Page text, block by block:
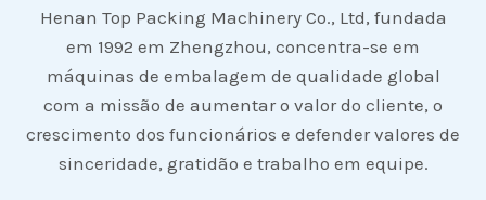
Henan Top Packing Machinery Co., Ltd, fundada
em 1992 em Zhengzhou, concentra-se em
máquinas de embalagem de qualidade global
com a missão de aumentar o valor do cliente, o
crescimento dos funcionários e defender valores de
sinceridade, gratidão e trabalho em equipe.